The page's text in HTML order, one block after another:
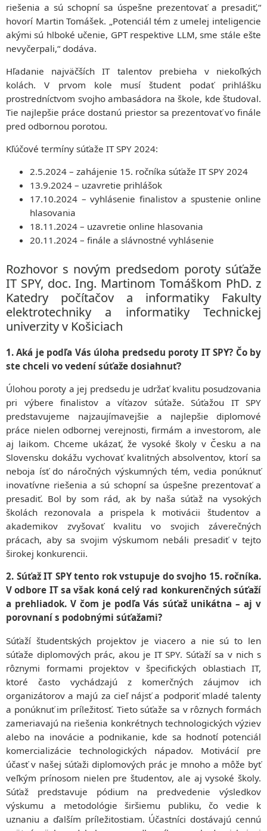
riešenia a sú schopní sa úspešne prezentovať a presadiť,“
hovorí Martin Tomášek. „Potenciál tém z umelej inteligencie
akými sú hlboké učenie, GPT respektive LLM, sme stále ešte
nevyčerpali,“ dodáva.
Hľadanie najväčších IT talentov prebieha v niekoľkých
kolách. V prvom kole musí študent podať prihlášku
prostredníctvom svojho ambasádora na škole, kde študoval.
Tie najlepšie práce dostanú priestor sa prezentovať vo finále
pred odbornou porotou.
Kľúčové termíny súťaže IT SPY 2024:
2.5.2024 – zahájenie 15. ročníka súťaže IT SPY 2024
13.9.2024 – uzavretie prihlášok
17.10.2024 – vyhlásenie finalistov a spustenie online
hlasovania
18.11.2024 – uzavretie online hlasovania
20.11.2024 – finále a slávnostné vyhlásenie
Rozhovor s novým predsedom poroty súťaže
IT SPY, doc. Ing. Martinom Tomáškom PhD. z
Katedry počítačov a informatiky Fakulty
elektrotechniky a informatiky Technickej
univerzity v Košiciach
1. Aká je podľa Vás úloha predsedu poroty IT SPY? Čo by
ste chceli vo vedení súťaže dosiahnuť?
Úlohou poroty a jej predsedu je udržať kvalitu posudzovania
pri výbere finalistov a víťazov súťaže. Súťažou IT SPY
predstavujeme najzaujímavejšie a najlepšie diplomové
práce nielen odbornej verejnosti, firmám a investorom, ale
aj laikom. Chceme ukázať, že vysoké školy v Česku a na
Slovensku dokážu vychovať kvalitných absolventov, ktorí sa
neboja ísť do náročných výskumných tém, vedia ponúknuť
inovatívne riešenia a sú schopní sa úspešne prezentovať a
presadiť. Bol by som rád, ak by naša súťaž na vysokých
školách rezonovala a prispela k motivácii študentov a
akademikov zvyšovať kvalitu vo svojich záverečných
prácach, aby sa svojim výskumom nebáli presadiť v tejto
širokej konkurencii.
2. Súťaž IT SPY tento rok vstupuje do svojho 15. ročníka.
V odbore IT sa však koná celý rad konkurenčných súťaží
a prehliadok. V čom je podľa Vás súťaž unikátna – aj v
porovnaní s podobnými súťažami?
Súťaží študentských projektov je viacero a nie sú to len
súťaže diplomových prác, akou je IT SPY. Súťaží sa v nich s
rôznymi formami projektov v špecifických oblastiach IT,
ktoré často vychádzajú z komerčných záujmov ich
organizátorov a majú za cieľ nájsť a podporiť mladé talenty
a ponúknuť im príležitosť. Tieto súťaže sa v rôznych formách
zameriavajú na riešenia konkrétnych technologických výziev
alebo na inovácie a podnikanie, kde sa hodnotí potenciál
komercializácie technologických nápadov. Motivácií pre
účasť v našej súťaži diplomových prác je mnoho a môže byť
veľkým prínosom nielen pre študentov, ale aj vysoké školy.
Súťaž predstavuje pódium na predvedenie výsledkov
výskumu a metodológie širšiemu publiku, čo vedie k
uznaniu a ďalším príležitostiam. Účastníci dostávajú cennú